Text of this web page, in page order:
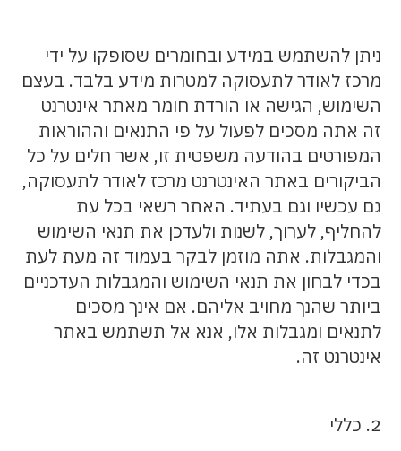
ניתן להשתמש במידע ובחומרים שסופקו על ידי
מרכז לאודר לתעסוקה למטרות מידע בלבד. בעצם
השימוש, הגישה או הורדת חומר מאתר אינטרנט
זה אתה מסכים לפעול על פי התנאים וההוראות
המפורטים בהודעה משפטית זו, אשר חלים על כל
הביקורים באתר האינטרנט מרכז לאודר לתעסוקה,
גם עכשיו וגם בעתיד. האתר רשאי בכל עת
להחליף, לערוך, לשנות ולעדכן את תנאי השימוש
והמגבלות. אתה מוזמן לבקר בעמוד זה מעת לעת
בכדי לבחון את תנאי השימוש והמגבלות העדכניים
ביותר שהנך מחויב אליהם. אם אינך מסכים
לתנאים ומגבלות אלו, אנא אל תשתמש באתר
אינטרנט זה.
2. כללי